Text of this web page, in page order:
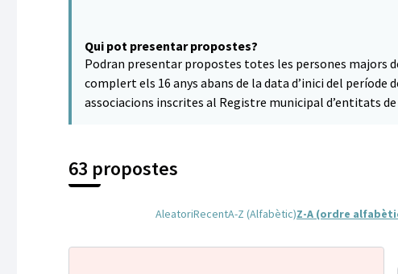
Qui pot presentar propostes?
Podran presentar propostes totes les persones majors
complert els 16 anys abans de la data d’inici del
associacions inscrites al Registre municipal d’entitats
63 propostes
AleatoriRecentA-Z (Alfabètic)Z-A (ordre